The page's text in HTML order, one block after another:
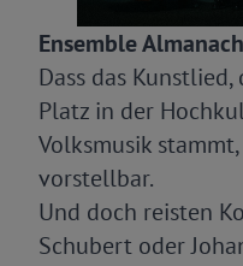
Ensemble Almanach
Dass das
Platz in der
Volksmusik
vorstellbar.
Und doch reisten
Schubert oder